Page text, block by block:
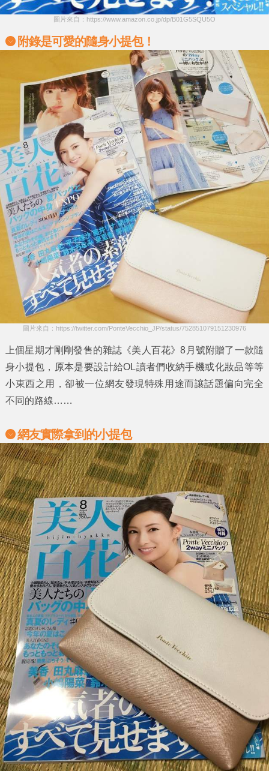
圖片來自：https://www.amazon.co.jp/dp/B01G5SQU5O
附錄是可愛的隨身小提包！
圖片來自：https://twitter.com/PonteVecchio_JP/status/752851079151230976
上個星期才剛剛發售的雜誌 《美人百花》8月號附贈了一款隨
身小提包，原本是要設計給OL讀者們收納手機或化妝品等等
小東西之用，卻被一位網友發現特殊用途而讓話題偏向完全
不同的路線……
網友實際拿到的小提包